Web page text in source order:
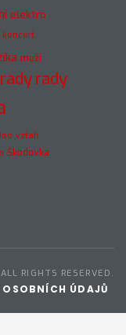
elektro
koncert
muži
radyrady
vztah
Škodovka
RIGHTS RESERVED.
ÚDAJŮ